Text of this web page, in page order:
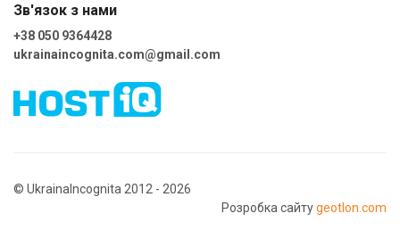
Зв'язок з нами
+38 050 9364428
ukrainaincognita.com@gmail.com
© UkrainaIncognita 2012 - 2026
Розробка сайтуgeotlon.com